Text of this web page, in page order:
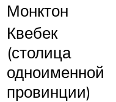
Монктон
Квебек
(столица
одноименной
провинции)